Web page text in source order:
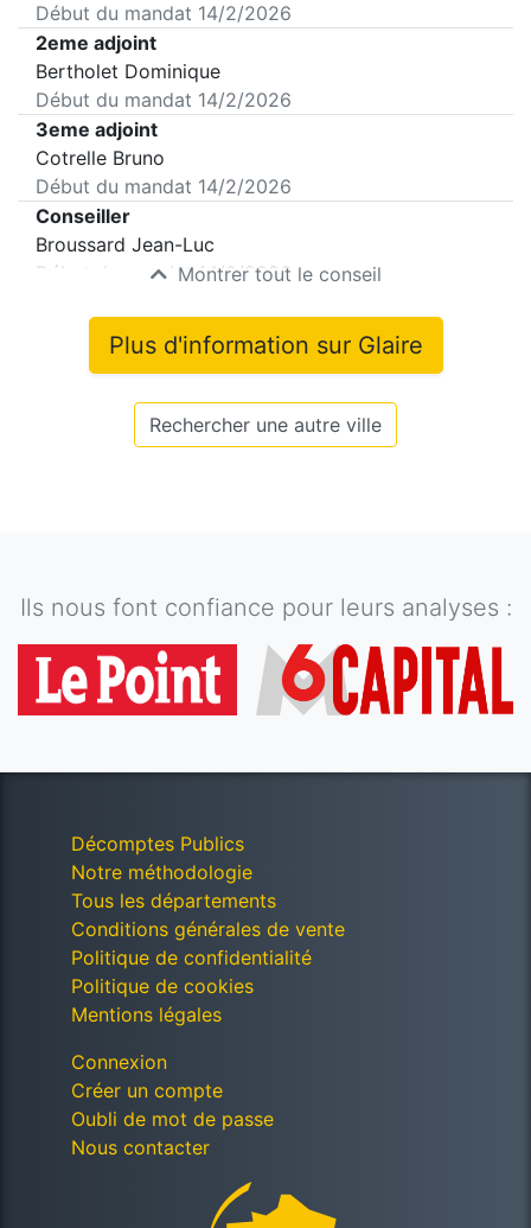
Début du mandat 14/2/2026
2eme adjoint
Bertholet Dominique
Début du mandat 14/2/2026
3eme adjoint
Cotrelle Bruno
Début du mandat 14/2/2026
Conseiller
Broussard Jean-Luc
Début du mandat14/2/2026
Montrer tout le conseil
Plus d'information sur Glaire
Rechercher une autre ville
Ils nous font confiance pour leurs analyses :
Décomptes Publics
Notre méthodologie
Tous les départements
Conditions générales de vente
Politique de confidentialité
Politique de cookies
Mentions légales
Connexion
Créer un compte
Oubli de mot de passe
Nous contacter